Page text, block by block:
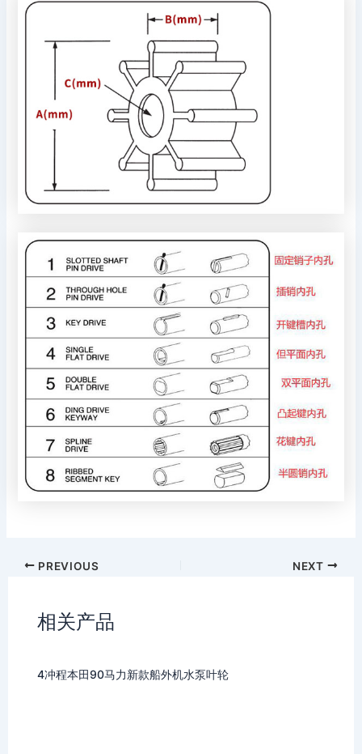
PREVIOUS NEXT
相关产品
4冲程本田90马力新款船外机水泵叶轮